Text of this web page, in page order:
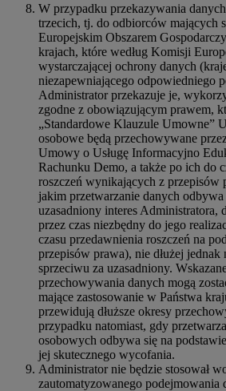
W przypadku przekazywania
trzecich, tj. do odbiorców mających
Europejskim Obszarem
krajach, które według Komisji
wystarczającej ochrony danych
niezapewniającego odpowiedniego
Administrator przekazuje je,
zgodne z obowiązującym prawem,
„Standardowe Klauzule Umowne”
osobowe będą przechowywane
Umowy o Usługę Informacyjno
Rachunku Demo, a także po ich do
roszczeń wynikających z przepisów
jakim przetwarzanie danych
uzasadniony interes Administratora,
przez czas niezbędny do jego
czasu przedawnienia roszczeń na
przepisów prawa), nie dłużej jednak
sprzeciwu za uzasadniony.
przechowywania danych mogą
mające zastosowanie w Państwa
przewidują dłuższe okresy
przypadku natomiast, gdy
osobowych odbywa się na
jej skutecznego wycofania.
Administrator nie będzie stosował
zautomatyzowanego podejmowania